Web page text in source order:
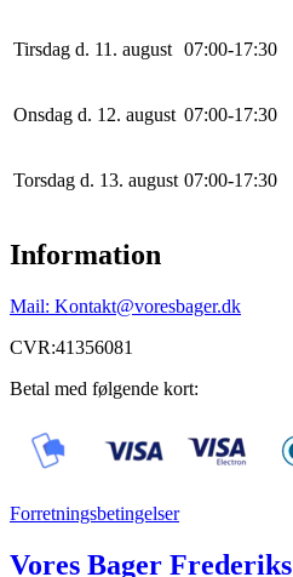
Tirsdag d. 11. august 07:00-17:30
Onsdag d. 12. august 07:00-17:30
Torsdag d. 13. august 07:00-17:30
Information
Mail: Kontakt@voresbager.dk
CVR:41356081
Betal med følgende kort:
Forretningsbetingelser
Vores Bager Frederiks